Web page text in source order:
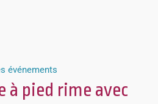
événements
à pied rime avec